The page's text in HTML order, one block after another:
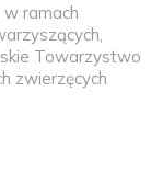
ramach
Towarzystwo
zwierzęcych